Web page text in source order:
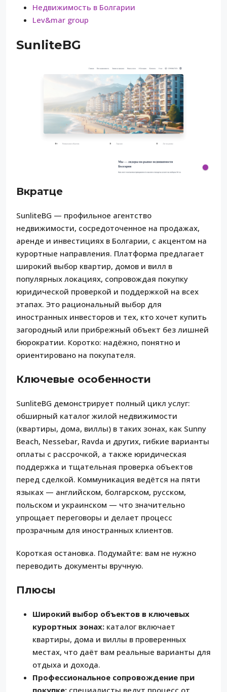
Недвижимость в Болгарии
Lev&mar group
SunliteBG
Вкратце
SunliteBG — профильное агентство
недвижимости, сосредоточенное на продажах,
аренде и инвестициях в Болгарии, с акцентом на
курортные направления. Платформа предлагает
широкий выбор квартир, домов и вилл в
популярных локациях, сопровождая покупку
юридической проверкой и поддержкой на всех
этапах. Это рациональный выбор для
иностранных инвесторов и тех, кто хочет купить
загородный или прибрежный объект без лишней
бюрократии. Коротко: надёжно, понятно и
ориентировано на покупателя.
Ключевые особенности
SunliteBG демонстрирует полный цикл услуг:
обширный каталог жилой недвижимости
(квартиры, дома, виллы) в таких зонах, как Sunny
Beach, Nessebar, Ravda и других, гибкие варианты
оплаты с рассрочкой, а также юридическая
поддержка и тщательная проверка объектов
перед сделкой. Коммуникация ведётся на пяти
языках — английском, болгарском, русском,
польском и украинском — что значительно
упрощает переговоры и делает процесс
прозрачным для иностранных клиентов.
Короткая остановка. Подумайте: вам не нужно
переводить документы вручную.
Плюсы
Широкий выбор объектов в ключевых
курортных зонах: каталог включает
квартиры, дома и виллы в проверенных
местах, что даёт вам реальные варианты для
отдыха и дохода.
Профессиональное сопровождение при
покупке: специалисты ведут процесс от